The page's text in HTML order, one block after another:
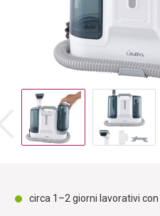
circa 1–2 giorni lavorativi con